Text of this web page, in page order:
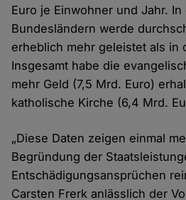
Euro je Einwohner und Jahr.
Bundesländern werde
erheblich mehr geleistet als in
Insgesamt habe die
mehr Geld (7,5 Mrd. Euro)
katholische Kirche (6,4 Mrd.
„Diese Daten zeigen einmal
Begründung der
Entschädigungsansprüchen
Carsten Frerk anlässlich der